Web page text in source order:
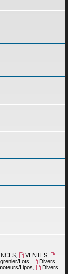
, VENTES,
Lots Divers
Lipos Divers